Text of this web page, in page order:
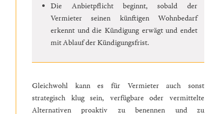
Die Anbietpflicht beginnt, sobald der
Vermieter seinen künftigen Wohnbedarf
erkennt und die Kündigung erwägt und endet
mit Ablauf der Kündigungsfrist.
Gleichwohl kann es für Vermieter auch sonst
strategisch klug sein, verfügbare oder vermittelte
Alternativen proaktiv zu benennen und zu